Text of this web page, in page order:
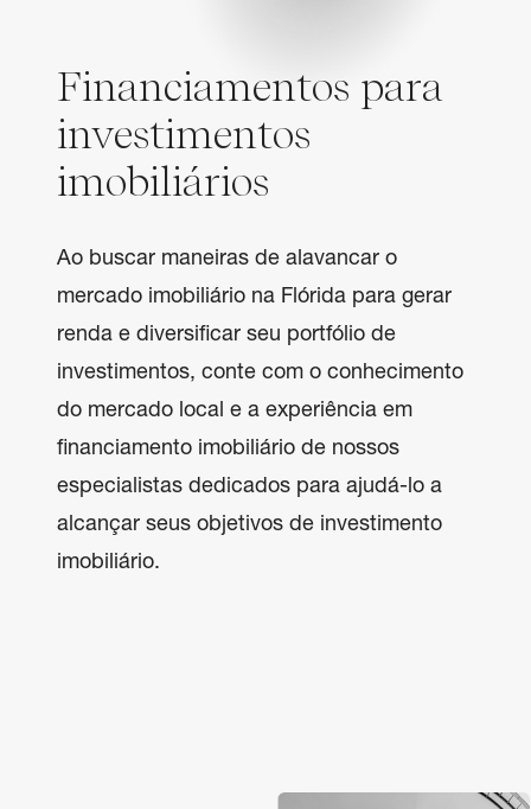
Financiamentos para
investimentos
imobiliários
Ao buscar maneiras de alavancar o
mercado imobiliário na Flórida para gerar
renda e diversificar seu portfólio de
investimentos, conte com o conhecimento
do mercado local e a experiência em
financiamento imobiliário de nossos
especialistas dedicados para ajudá-lo a
alcançar seus objetivos de investimento
imobiliário.